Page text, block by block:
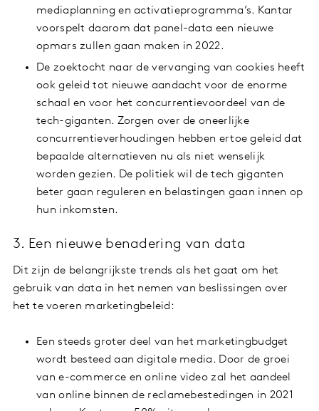
mediaplanning en activatieprogramma’s. Kantar
voorspelt daarom dat panel-data een nieuwe
opmars zullen gaan maken in 2022.
De zoektocht naar de vervanging van cookies heeft
ook geleid tot nieuwe aandacht voor de enorme
schaal en voor het concurrentievoordeel van de
tech-giganten. Zorgen over de oneerlijke
concurrentieverhoudingen hebben ertoe geleid dat
bepaalde alternatieven nu als niet wenselijk
worden gezien. De politiek wil de tech giganten
beter gaan reguleren en belastingen gaan innen op
hun inkomsten.
3. Een nieuwe benadering van data
Dit zijn de belangrijkste trends als het gaat om het
gebruik van data in het nemen van beslissingen over
het te voeren marketingbeleid:
Een steeds groter deel van het marketingbudget
wordt besteed aan digitale media. Door de groei
van e-commerce en online video zal het aandeel
van online binnen de reclamebestedingen in 2021